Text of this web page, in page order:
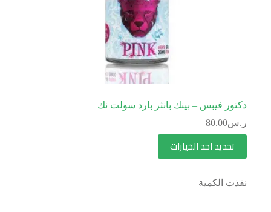
دكتور فيبس – بينك بانثر بارد سولت نك
ر.س80.00
تحديد احد الخيارات
نفذت الكمية